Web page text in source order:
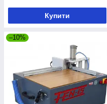
Купити
–10%